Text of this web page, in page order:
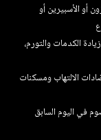
أو الأسبيرين أو
الكدمات والتورم،
الالتهاب ومسكنات
في اليوم السابق